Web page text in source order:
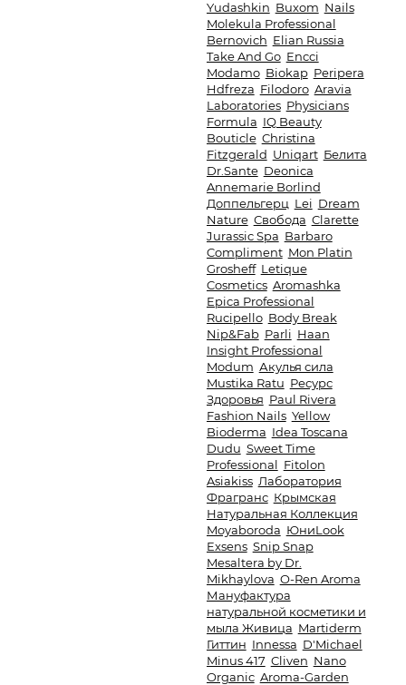
Yudashkin Buxom Nails
Molekula Professional
Bernovich Elian Russia
Take And Go Encci
Modamo Biokap Peripera
Hdfreza Filodoro Aravia
Laboratories Physicians
Formula IQ Beauty
Bouticle Christina
Fitzgerald Uniqart Белита
Dr.Sante Deonica
Annemarie Borlind
Доппельгерц Lei Dream
Nature Свобода Clarette
Jurassic Spa Barbaro
Compliment Mon Platin
Grosheff Letique
Cosmetics Aromashka
Epica Professional
Rucipello Body Break
Nip&Fab Parli Haan
Insight Professional
Modum Акулья сила
Mustika Ratu Ресурс
Здоровья Paul Rivera
Fashion Nails Yellow
Bioderma Idea Toscana
Dudu Sweet Time
Professional Fitolon
Asiakiss Лаборатория
Фрагранс Крымская
Натуральная Коллекция
Moyaboroda ЮниLook
Exsens Snip Snap
Mesaltera by Dr.
Mikhaylova O-Ren Aroma
Мануфактура
натуральной косметики и
мыла Живица Martiderm
Гиттин Innessa D'Michael
Minus 417 Cliven Nano
Organic Aroma-Garden